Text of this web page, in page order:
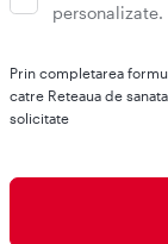
personalizate.
Prin completarea
catre Reteaua de
solicitate